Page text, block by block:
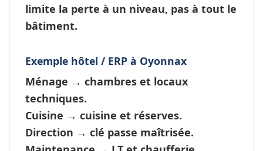
limite la perte à un niveau, pas à tout le
bâtiment.
Exemple hôtel / ERP à Oyonnax
Ménage → chambres et locaux
techniques.
Cuisine → cuisine et réserves.
Direction → clé passe maîtrisée.